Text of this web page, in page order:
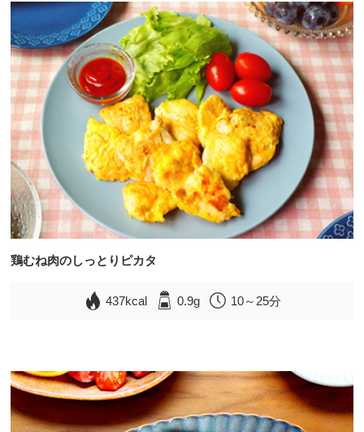
鶏むね肉のしっとりピカタ
437kcal 0.9g 10～25分